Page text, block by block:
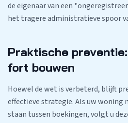
de eigenaar van een
het tragere administratieve spoor
Praktische
fort bouwen
Hoewel de wet is verbeterd, blijft
effectieve strategie. Als uw woning
staan tussen boekingen, volgt u